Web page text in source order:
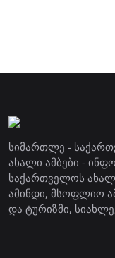
სიმართლე -
ახალი ამბები -
საქართველოს
ამინდი, მსოფლიო
და ტურიზმი,